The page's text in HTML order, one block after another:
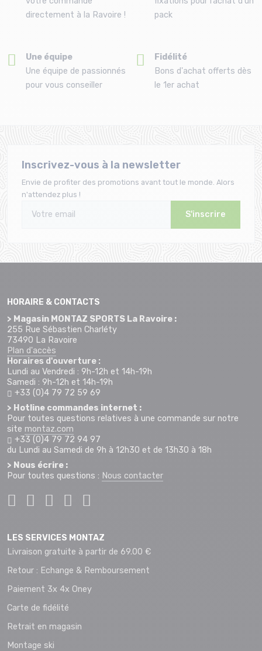
directement à la Ravoire !
pack
Une équipe
Une équipe de passionnés
pour vous conseiller
Fidélité
Bons d'achat offerts dès
le 1er achat
Inscrivez-vous à la newsletter
Envie de profiter des promotions avant tout le monde. Alors
n'attendez plus !
S'inscrire
HORAIRE & CONTACTS
> Magasin MONTAZ SPORTS La Ravoire :
255 Rue Sébastien Charléty
73490 La Ravoire
Plan d'accès
Horaires d'ouverture :
Lundi au Vendredi : 9h-12h et 14h-19h
Samedi : 9h-12h et 14h-19h
+33 (0)4 79 72 59 69
> Hotline commandes internet :
Pour toutes questions relatives à une commande sur notre
site montaz.com
+33 (0)4 79 72 94 97
du Lundi au Samedi de 9h à 12h30 et de 13h30 à 18h
> Nous écrire :
Pour toutes questions : Nous contacter
LES SERVICES MONTAZ
Livraison gratuite à partir de 69.00 €
Retour : Echange & Remboursement
Paiement 3x 4x Oney
Carte de fidélité
Retrait en magasin
Montage ski